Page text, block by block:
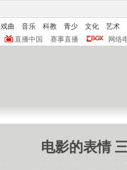
戏曲 音乐 科教 青少 文化
艺术
直播中国 赛事直播 网络
电影的表情